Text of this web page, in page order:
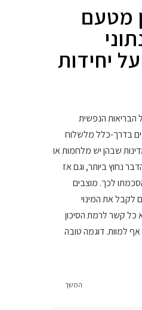
מטעם
יחידות
הבריאות הנפשית
בדרך-כלל מלשלוח
שבהן יש מלחמות או
נחוץ ביותר, וגם אז
לכך. מוצבים
לקבל את המינוי
כל קשר לרמת הסיכון
למוות. דוגמה טובה
המשך